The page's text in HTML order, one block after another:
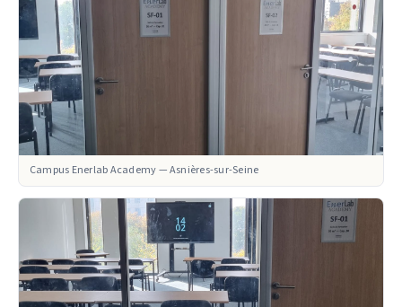
Campus Enerlab Academy — Asnières-sur-Seine